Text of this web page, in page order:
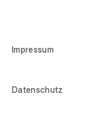
Impressum
Datenschutz